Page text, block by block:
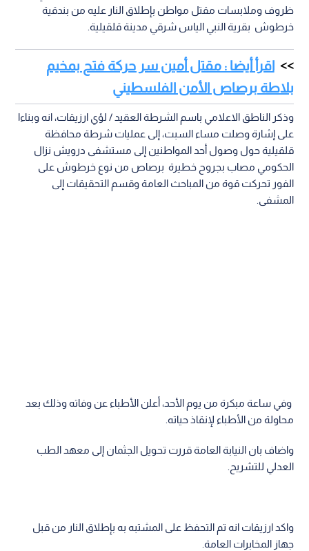
ظروف وملابسات مقتل مواطن بإطلاق النار عليه من بندقية
خرطوش بقرية النبي الياس شرقي مدينة قلقيلية.
اقرأ أيضا : مقتل أمين سر حركة فتح بمخيم
بلاطة برصاص الأمن الفلسطيني
وذكر الناطق الاعلامي باسم الشرطة العقيد / لؤي ارزيقات، انه وبناءا
على إشارة وصلت مساء السبت، إلى عمليات شرطة محافظة
قلقيلية حول وصول أحد المواطنين إلى مستشفى درويش نزال
الحكومي مصاب بجروح خطيرة برصاص من نوع خرطوش على
الفور تحركت قوة من المباحث العامة وقسم التحقيقات إلى
المشفى.
وفي ساعة مبكرة من يوم الأحد، أعلن الأطباء عن وفاته وذلك بعد
محاولة من الأطباء لإنقاذ حياته.
واضاف بان النيابة العامة قررت تحويل الجثمان إلى معهد الطب
العدلي للتشريح.
واكد ارزيقات انه تم التحفظ على المشتبه به بإطلاق النار من قبل
جهاز المخابرات العامة.